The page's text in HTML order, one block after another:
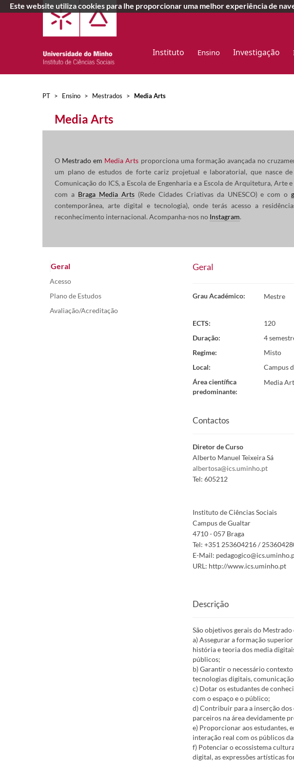
Instituto Ensino Investigação
PT > Ensino > Mestrados > Media Arts
​Media Arts
O Mestrado em Media Arts proporciona uma formação avançada no
um plano de estudos de forte cariz projetual e laboratorial, que nasce
Comunicação do ICS, a Escola de Engenharia e a Escola de Arquitetura, Arte e
com a Braga Media Arts(Rede Cidades Criativas da UNESCO) e com o
contemporânea, arte digital e tecnologia), onde terás acesso a
reconhecimento internacional. Acompanha-nos no Instagram.
Geral
Acesso
Plano de Estudos
Avaliação/Acreditação
Geral
Grau Académico: Mestre
ECTS:
120
Duração:
4
Regime:
Misto
Local:
Campus
Área científica
predominante:
Media
Contactos
Diretor de Curso
Alberto Manuel Teixeira Sá
albertosa@ics.uminho.pt
Tel: 605212
Instituto de Ciências Sociais
Campus de Gualtar
4710 - 057 Braga
Tel: +351 253604216 /
E-Mail:
URL: http://www.ics.uminho.pt
Descrição
São objetivos gerais do
a) Assegurar a formação
história e teoria dos media
públicos;
b) Garantir o necessário
tecnologias digitais,
c) Dotar os estudantes de
com o espaço e o público;
d) Contribuir para a inserção
parceiros na área devidamente
e) Proporcionar aos estudantes,
interação real com os públicos
f) Potenciar o ecossistema
digital, as expressões artísticas
Este website utiliza cookies para lhe proporcionar uma melhor experiência de